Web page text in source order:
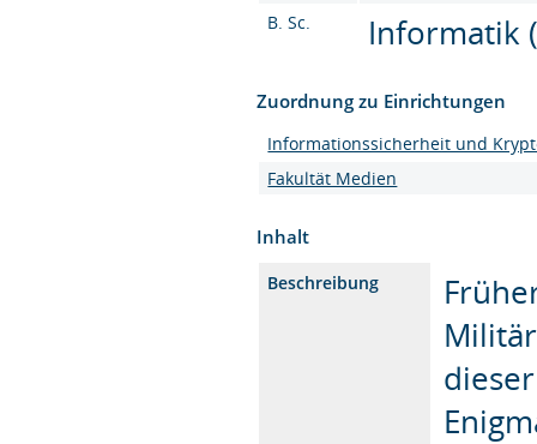
B. Sc. Informatik
Zuordnung zu Einrichtungen
Informationssicherheit und
Fakultät Medien
Inhalt
Beschreibung